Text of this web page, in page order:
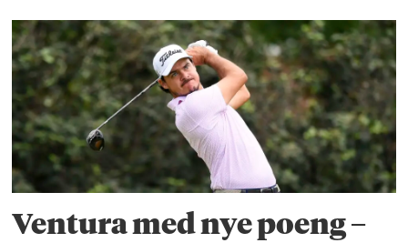
Ventura med nye poeng –